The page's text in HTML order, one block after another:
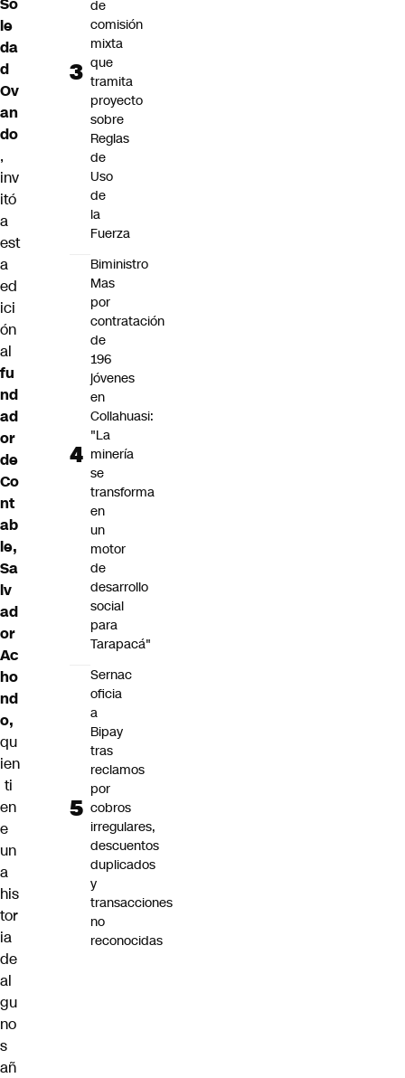
le
da
d
Ov
an
do
,
inv
itó
a
est
a
ed
ici
ón
al
fu
nd
ad
or
de
Co
nt
ab
le,
Sa
lv
ad
or
Ac
ho
nd
o,
qu
ien
ti
en
e
un
a
his
tor
ia
de
al
gu
no
s
añ
de
comisión
mixta
que
tramita
proyecto
sobre
Reglas
de
Uso
de
la
Fuerza
Biministro
Mas
por
contratación
de
196
jóvenes
en
Collahuasi:
"La
minería
se
transforma
en
un
motor
de
desarrollo
social
para
Tarapacá"
Sernac
oficia
a
Bipay
tras
reclamos
por
cobros
irregulares,
descuentos
duplicados
y
transacciones
no
reconocidas